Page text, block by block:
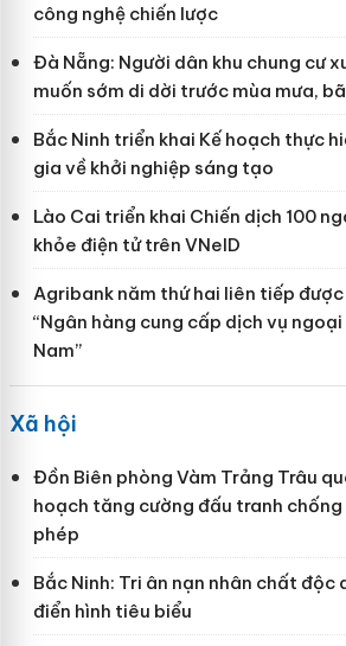
công nghệ chiến lược
Đà Nẵng: Người dân khu chung cư
muốn sớm di dời trước mùa mưa,
Bắc Ninh triển khai Kế hoạch thực
gia về khởi nghiệp sáng tạo
Lào Cai triển khai Chiến dịch 100
khỏe điện tử trên VNeID
Agribank năm thứ hai liên tiếp được
“Ngân hàng cung cấp dịch vụ
Nam”
Xã hội
Đồn Biên phòng Vàm Trảng Trâu
hoạch tăng cường đấu tranh
phép
Bắc Ninh: Tri ân nạn nhân chất độc
điển hình tiêu biểu